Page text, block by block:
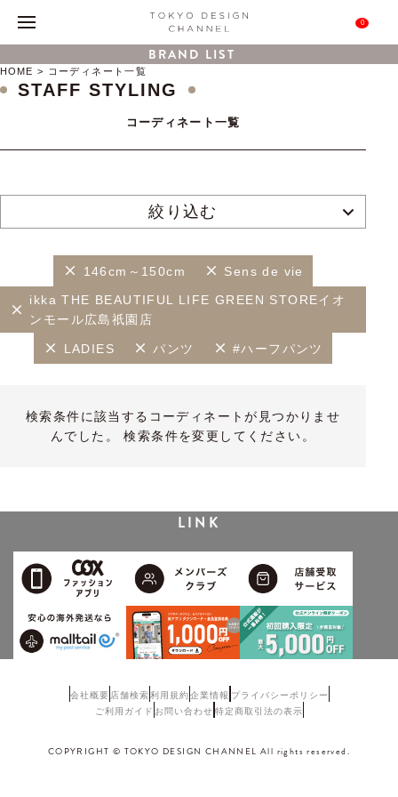
0
BRAND LIST
HOME コーディネート一覧
STAFF STYLING
コーディネート一覧
絞り込む
146cm～150cm Sens de vie
ikka THE BEAUTIFUL LIFE GREEN STOREイオ
ンモール広島祇園店
LADIES パンツ #ハーフパンツ
検索条件に該当するコーディネートが見つかりませ
んでした。 検索条件を変更してください。
LINK
会社概要 店舗検索利用規約企業情報 プライバシーポリシー
ご利用ガイド お問い合わせ 特定商取引法の表示
COPYRIGHT © TOKYO DESIGN CHANNEL All rights reserved.